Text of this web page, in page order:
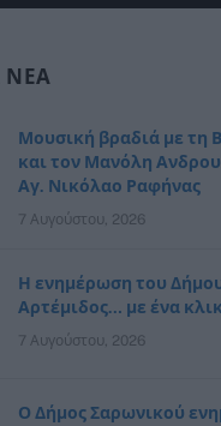
ΝΈΑ
Μουσική βραδιά με τη
και τον Μανόλη
Αγ. Νικόλαο Ραφήνας
7 Αυγούστου, 2026
Η ενημέρωση του
Αρτέμιδος… με ένα
7 Αυγούστου, 2026
Ο Δήμος Σαρωνικού